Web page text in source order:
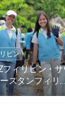
ピン
フィリピン・サ
スタンフィリピ
学の会員たち、タ